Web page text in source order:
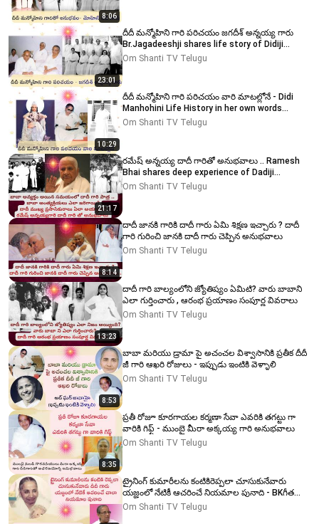
8:06
23:01
దీదీ మన్మోహిని గారి పరిచయం జగదీశ్ అన్నయ్య గారు
Br.Jagadeeshji shares life story of Didiji
#bktelugu
Om Shanti TV Telugu
10:29
దీదీ మన్మోహిని గారి పరిచయం వారి మాటల్లోనే - Didi
Manhohini Life History in her own words
#bktelugu
Om Shanti TV Telugu
21:17
రమేష్ అన్నయ్య దాదీ గారితో అనుభవాలు .. Ramesh
Bhai shares deep experience of Dadiji
#dadiprakashmani
Om Shanti TV Telugu
8:14
దాదీ జానకి గారికి దాదీ గారు ఏమి శిక్షణ ఇచ్చారు ? దాదీ
గారి గురించి జానకి దాదీ గారు చెప్పిన అనుభవాలు
Om Shanti TV Telugu
13:23
దాదీ గారి బాల్యంలోని జ్యోతిష్యం ఏమిటి? వారు బాబాని
ఎలా గుర్తించారు , ఆరంభ ప్రయాణం సంపూర్ణ వివరాలు
Om Shanti TV Telugu
8:53
బాబా మరియు డ్రామా పై అచంచల విశ్వాసానికి ప్రతీక దీదీ
జీ గారి ఆఖరి రోజులు - ఇప్పుడు ఇంటికి వెళ్ళాలి
Om Shanti TV Telugu
8:35
ప్రతీ రోజూ కూరగాయల కర్మణా సేవా ఎవరికి తగట్టు గా
వారికి గిఫ్ట్ - ముంబై మీరా అక్కయ్య గారి అనుభవాలు
Om Shanti TV Telugu
ట్రైనింగ్ కుమారీలను కంటికిరెప్పలా చూసుకునేవారు
యజ్ఞంలో నేటికీ ఆచరించే నియమాల పునాది - BKగీత
అనుభవాలు
Om Shanti TV Telugu